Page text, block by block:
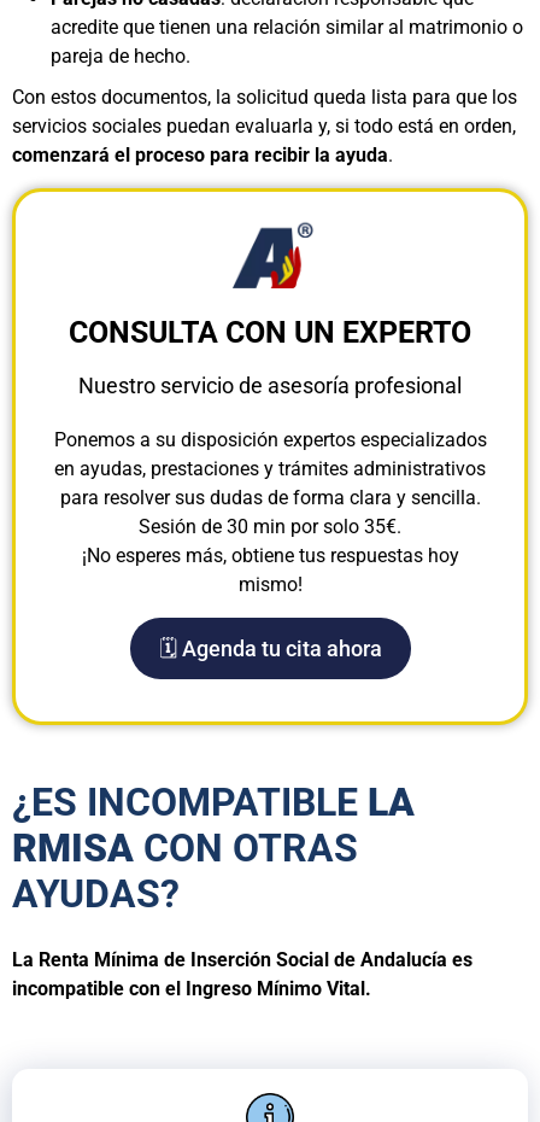
acredite que tienen una relación similar al matrimonio o
pareja de hecho.
Con estos documentos, la solicitud queda lista para que los
servicios sociales puedan evaluarla y, si todo está en orden,
comenzará el proceso para recibir la ayuda.
CONSULTA CON UN EXPERTO
Nuestro servicio de asesoría profesional
Ponemos a su disposición expertos especializados
en ayudas, prestaciones y trámites administrativos
para resolver sus dudas de forma clara y sencilla.
Sesión de 30 min por solo 35€.
¡No esperes más, obtiene tus respuestas hoy
mismo!
🗓️ Agenda tu cita ahora
¿ES INCOMPATIBLE LA
RMISA CON OTRAS
AYUDAS?
La Renta Mínima de Inserción Social de Andalucía es
incompatible con el Ingreso Mínimo Vital.